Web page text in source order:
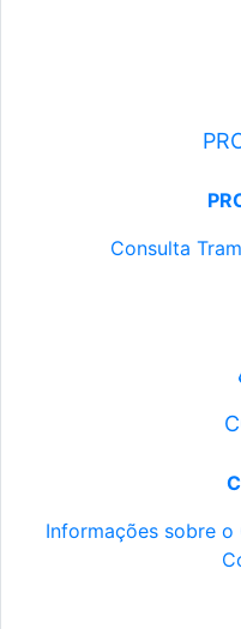
Consulta
Informações sobre